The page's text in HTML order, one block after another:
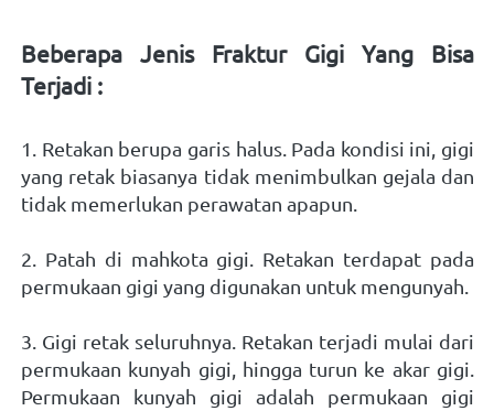
Beberapa Jenis Fraktur Gigi Yang Bisa
Terjadi :
1. Retakan berupa garis halus. Pada kondisi ini, gigi
yang retak biasanya tidak menimbulkan gejala dan
tidak memerlukan perawatan apapun.
2. Patah di mahkota gigi. Retakan terdapat pada
permukaan gigi yang digunakan untuk mengunyah.
3. Gigi retak seluruhnya. Retakan terjadi mulai dari
permukaan kunyah gigi, hingga turun ke akar gigi.
Permukaan kunyah gigi adalah permukaan gigi